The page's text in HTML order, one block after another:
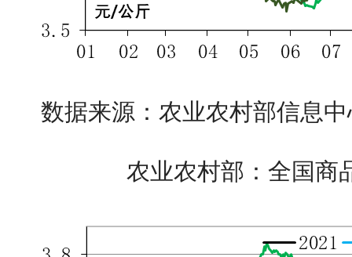
数据来源：农业农村部信息
农业农村部：全国商